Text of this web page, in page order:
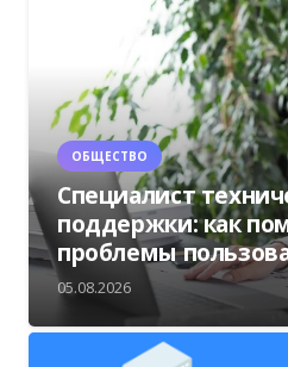
ОБЩЕСТВО
Специалист
поддержки: как
проблемы
05.08.2026